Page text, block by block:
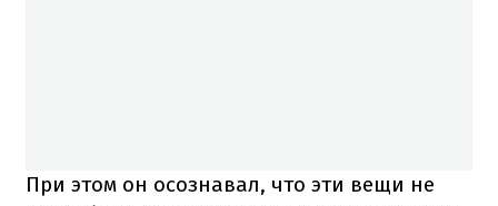
При этом он осознавал, что эти вещи не